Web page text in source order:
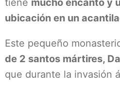
tiene mucho encanto y
ubicación en un
Este pequeño
de 2 santos mártires,
que durante la invasión